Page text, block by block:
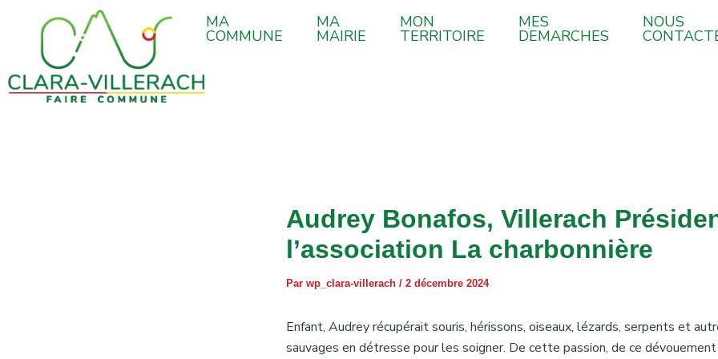
principal
contenu
MA
COMMUNE
MA
MAIRIE
MON
TERRITOIRE
MES
DEMARCHES
NOUS
Audrey Bonafos, Villerach
l’association La charbonnière
Par wp_clara-villerach / 2 décembre 2024
Enfant, Audrey récupérait souris, hérissons, oiseaux, lézards, serpents et
sauvages en détresse pour les soigner. De cette passion, de ce
des